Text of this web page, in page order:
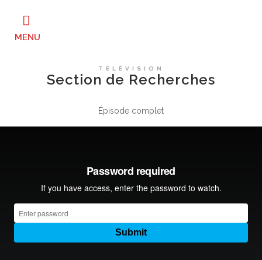
TÉLÉVISION
Section de Recherches
Épisode complet